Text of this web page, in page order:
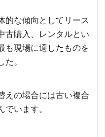
的な傾向としてリース
古購入、レンタルとい
も現場に適したものを
。
えの場合には古い複合
います。